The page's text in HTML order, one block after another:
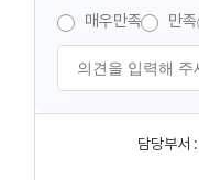
매우만족 만족
담당부서 :